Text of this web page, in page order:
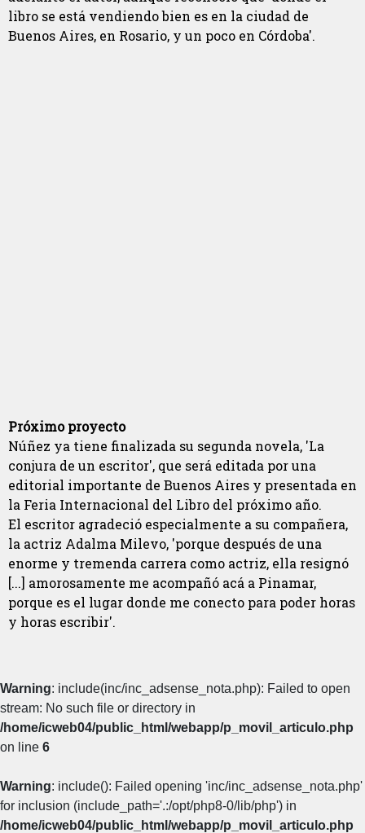
libro se está vendiendo bien es en la ciudad de
Buenos Aires, en Rosario, y un poco en Córdoba'.
Próximo proyecto
Núñez ya tiene finalizada su segunda novela, 'La
conjura de un escritor', que será editada por una
editorial importante de Buenos Aires y presentada en
la Feria Internacional del Libro del próximo año.
El escritor agradeció especialmente a su compañera,
la actriz Adalma Milevo, 'porque después de una
enorme y tremenda carrera como actriz, ella resignó
[...] amorosamente me acompañó acá a Pinamar,
porque es el lugar donde me conecto para poder horas
y horas escribir'.
Warning: include(inc/inc_adsense_nota.php): Failed to open
stream: No such file or directory in
/home/icweb04/public_html/webapp/p_movil_articulo.php
on line 6
Warning: include(): Failed opening 'inc/inc_adsense_nota.php'
for inclusion (include_path='.:/opt/php8-0/lib/php') in
/home/icweb04/public_html/webapp/p_movil_articulo.php